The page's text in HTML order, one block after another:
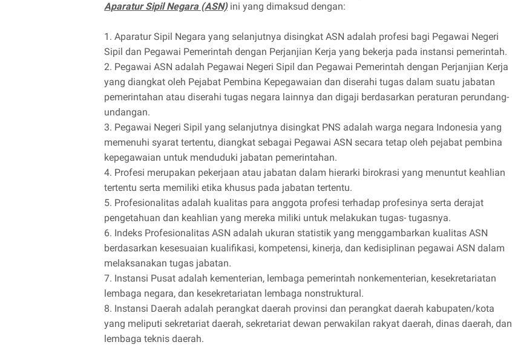
Aparatur Sipil Negara (ASN)ini yang dimaksud dengan:
1. Aparatur Sipil Negara yang selanjutnya disingkat ASN adalah profesi bagi Pegawai Negeri
Sipil dan Pegawai Pemerintah dengan Perjanjian Kerja yang bekerja pada instansi pemerintah.
2. Pegawai ASN adalah Pegawai Negeri Sipil dan Pegawai Pemerintah dengan Perjanjian Kerja
yang diangkat oleh Pejabat Pembina Kepegawaian dan diserahi tugas dalam suatu jabatan
pemerintahan atau diserahi tugas negara lainnya dan digaji berdasarkan peraturan perundang-
undangan.
3. Pegawai Negeri Sipil yang selanjutnya disingkat PNS adalah warga negara Indonesia yang
memenuhi syarat tertentu, diangkat sebagai Pegawai ASN secara tetap oleh pejabat pembina
kepegawaian untuk menduduki jabatan pemerintahan.
4. Profesi merupakan pekerjaan atau jabatan dalam hierarki birokrasi yang menuntut keahlian
tertentu serta memiliki etika khusus pada jabatan tertentu.
5. Profesionalitas adalah kualitas para anggota profesi terhadap profesinya serta derajat
pengetahuan dan keahlian yang mereka miliki untuk melakukan tugas- tugasnya.
6. Indeks Profesionalitas ASN adalah ukuran statistik yang menggambarkan kualitas ASN
berdasarkan kesesuaian kualifikasi, kompetensi, kinerja, dan kedisiplinan pegawai ASN dalam
melaksanakan tugas jabatan.
7. Instansi Pusat adalah kementerian, lembaga pemerintah nonkementerian, kesekretariatan
lembaga negara, dan kesekretariatan lembaga nonstruktural.
8. Instansi Daerah adalah perangkat daerah provinsi dan perangkat daerah kabupaten/kota
yang meliputi sekretariat daerah, sekretariat dewan perwakilan rakyat daerah, dinas daerah, dan
lembaga teknis daerah.